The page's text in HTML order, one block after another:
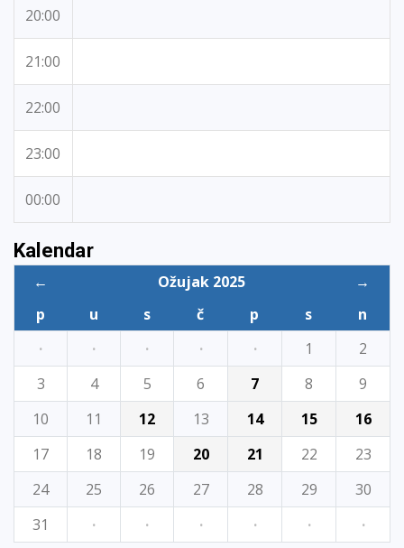
20:00
21:00
22:00
23:00
00:00
Kalendar
← Ožujak 2025
→
p
u s č p s
n
·
· · · · 1
2
3
4 5 6 7 8
9
10
11 12 13 14 15
16
17
18 19 20 21 22
23
24
25 26 27 28 29
30
31
· · · · · ·